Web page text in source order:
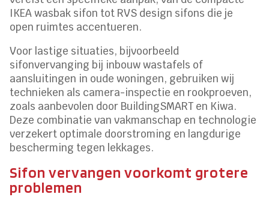
IKEA wasbak sifon tot RVS design sifons die je
open ruimtes accentueren.
Voor lastige situaties, bijvoorbeeld
sifonvervanging bij inbouw wastafels of
aansluitingen in oude woningen, gebruiken wij
technieken als camera-inspectie en rookproeven,
zoals aanbevolen door BuildingSMART en Kiwa.
Deze combinatie van vakmanschap en technologie
verzekert optimale doorstroming en langdurige
bescherming tegen lekkages.
Sifon vervangen voorkomt grotere
problemen